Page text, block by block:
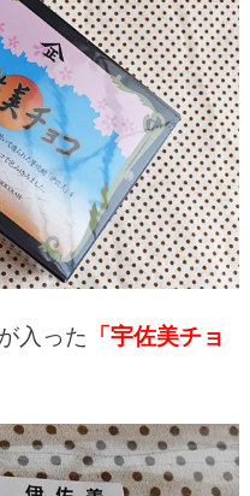
入った 「宇佐美チョ